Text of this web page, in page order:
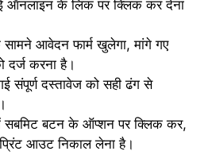
ऑनलाइन के लिंक पर क्लिक कर देना
आवेदन फार्म खुलेगा, मांगे गए
दर्ज करना है।
संपूर्ण दस्तावेज को सही ढंग से
बटन के ऑप्शन पर क्लिक कर,
आउट निकाल लेना है।